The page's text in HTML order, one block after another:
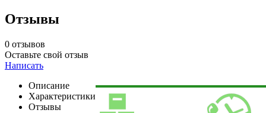
Отзывы
0 отзывов
Оставьте свой отзыв
Написать
Описание
Характеристики
Отзывы